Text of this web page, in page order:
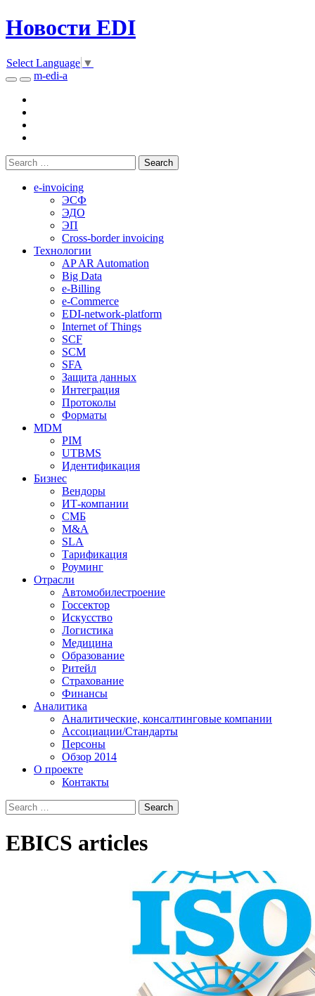
Новости EDI
Select Language ▼
m-edi-a
e-invoicing
ЭСФ
ЭДО
ЭП
Cross-border invoicing
Технологии
AP AR Automation
Big Data
e-Billing
e-Commerce
EDI-network-platform
Internet of Things
SCF
SCM
SFA
Защита данных
Интеграция
Протоколы
Форматы
MDM
PIM
UTBMS
Идентификация
Бизнес
Вендоры
ИТ-компании
СМБ
M&A
SLA
Тарификация
Роуминг
Отрасли
Автомобилестроение
Госсектор
Искусство
Логистика
Медицина
Образование
Ритейл
Страхование
Финансы
Аналитика
Аналитические, консалтинговые компании
Ассоциации/Стандарты
Персоны
Обзор 2014
О проекте
Контакты
EBICS articles